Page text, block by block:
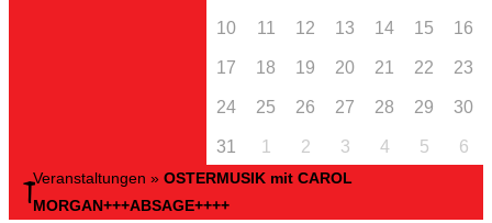
10 11 12 13 14 15 16
17 18 19 20 21 22 23
24 25 26 27 28 29 30
31 1 2 3 4 5 6
Veranstaltungen » OSTERMUSIK mit CAROL
MORGAN+++ABSAGE++++